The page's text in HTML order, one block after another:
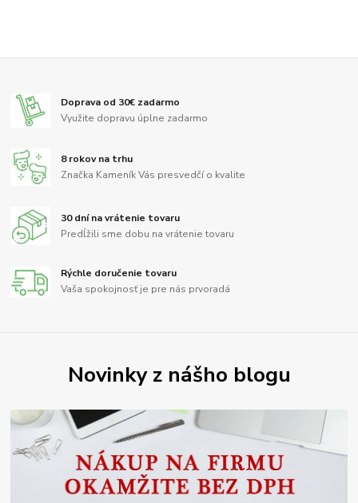
Doprava od 30€ zadarmo
Využite dopravu úplne zadarmo
8 rokov na trhu
Značka Kameník Vás presvedčí o kvalite
30 dní na vrátenie tovaru
Predĺžili sme dobu na vrátenie tovaru
Rýchle doručenie tovaru
Vaša spokojnosť je pre nás prvoradá
Novinky z nášho blogu